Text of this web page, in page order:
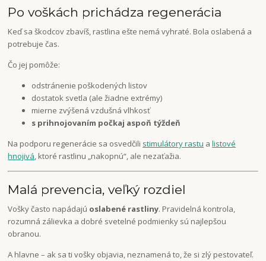
Po voškách prichádza regenerácia
Keď sa škodcov zbavíš, rastlina ešte nemá vyhraté. Bola oslabená a
potrebuje čas.
Čo jej pomôže:
odstránenie poškodených listov
dostatok svetla (ale žiadne extrémy)
mierne zvýšená vzdušná vlhkosť
s prihnojovaním počkaj aspoň týždeň
Na podporu regenerácie sa osvedčili stimulátory rastu alistové
hnojivá, ktoré rastlinu „nakopnú“, ale nezaťažia.
Malá prevencia, veľký rozdiel
Vošky často napádajú oslabené rastliny. Pravidelná kontrola,
rozumná zálievka a dobré svetelné podmienky sú najlepšou
obranou.
A hlavne – ak sa ti vošky objavia, neznamená to, že si zlý pestovateľ.